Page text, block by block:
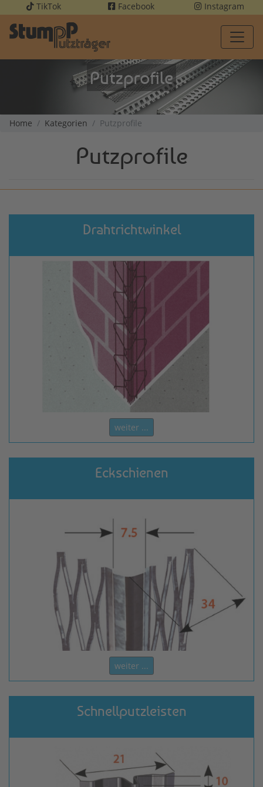
TikTok Facebook Instagram
Putzprofile
Home Kategorien Putzprofile
Putzprofile
Drahtrichtwinkel
weiter ...
Eckschienen
weiter ...
Schnellputzleisten